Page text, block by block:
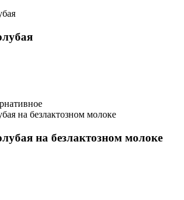
на безлактозном молоке